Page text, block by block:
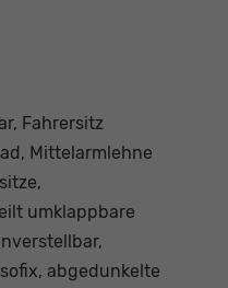
Fahrersitz
Mittelarmlehne
umklappbare
abgedunkelte